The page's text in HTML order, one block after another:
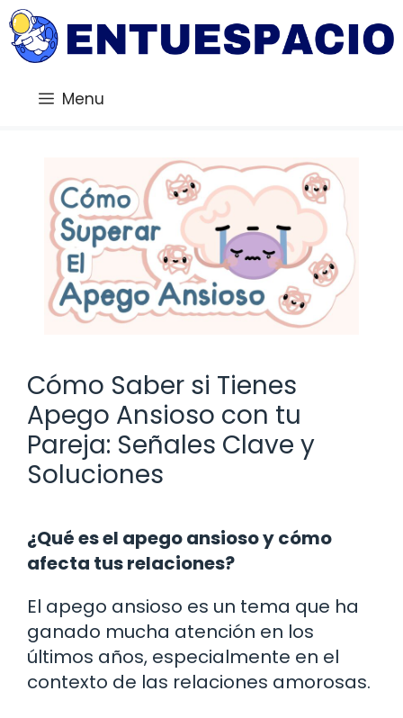
Saltar
al
contenido
Menu
Cómo Saber si Tienes
Apego Ansioso con tu
Pareja: Señales Clave y
Soluciones
¿Qué es el apego ansioso y cómo
afecta tus relaciones?
El apego ansioso es un tema que ha
ganado mucha atención en los
últimos años, especialmente en el
contexto de las relaciones amorosas.